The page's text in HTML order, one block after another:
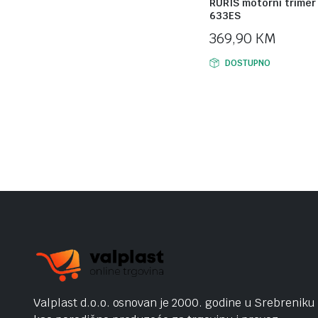
RURIS motorni
633ES
369,90 KM
DOSTUPNO
Valplast d.o.o. osnovan je 2000. godine u Srebreniku